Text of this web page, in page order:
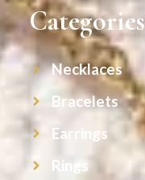
Categories
Necklaces
Bracelets
Earrings
Rings